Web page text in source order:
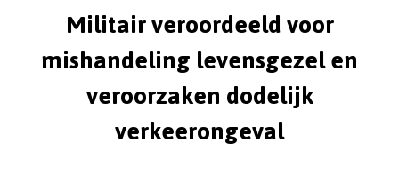
Militair veroordeeld voor
mishandeling levensgezel en
veroorzaken dodelijk
verkeerongeval